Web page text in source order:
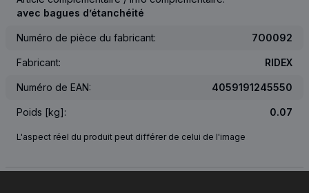
avec bagues d’étanchéité
Numéro de pièce du fabricant: 7O0092
Fabricant: RIDEX
Numéro de EAN: 4059191245550
Poids [kg]: 0.07
L'aspect réel du produit peut différer de celui de l'image